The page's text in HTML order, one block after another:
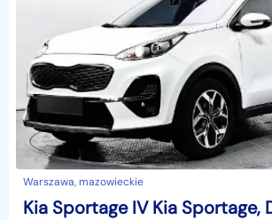
Warszawa, mazowieckie